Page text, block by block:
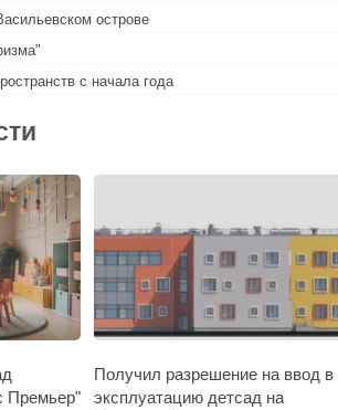
острове
с начала года
Премьер"
Получил разрешение на ввод в
эксплуатацию детсад на